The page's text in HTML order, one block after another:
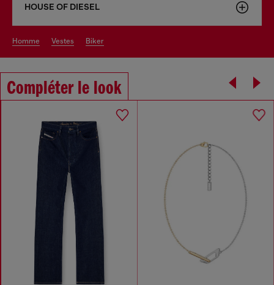
HOUSE OF DIESEL
homme vestes biker
Compléter le look